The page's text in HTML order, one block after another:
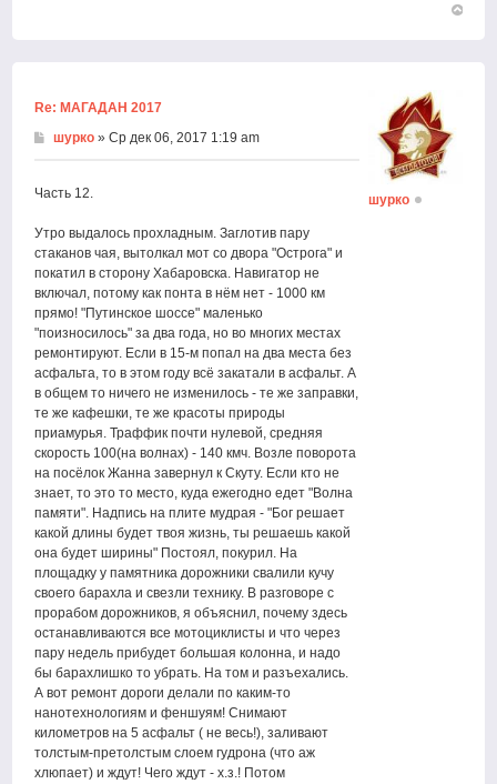
Re: МАГАДАН 2017
шурко » Ср дек 06, 2017 1:19 am
Часть 12.
Утро выдалось прохладным. Заглотив пару
стаканов чая, вытолкал мот со двора "Острога" и
покатил в сторону Хабаровска. Навигатор не
включал, потому как понта в нём нет - 1000 км
прямо! "Путинское шоссе" маленько
"поизносилось" за два года, но во многих местах
ремонтируют. Если в 15-м попал на два места без
асфальта, то в этом году всё закатали в асфальт. А
в общем то ничего не изменилось - те же заправки,
те же кафешки, те же красоты природы
приамурья. Траффик почти нулевой, средняя
скорость 100(на волнах) - 140 кмч. Возле поворота
на посёлок Жанна завернул к Скуту. Если кто не
знает, то это то место, куда ежегодно едет "Волна
памяти". Надпись на плите мудрая - "Бог решает
какой длины будет твоя жизнь, ты решаешь какой
она будет ширины" Постоял, покурил. На
площадку у памятника дорожники свалили кучу
своего барахла и свезли технику. В разговоре с
прорабом дорожников, я объяснил, почему здесь
останавливаются все мотоциклисты и что через
пару недель прибудет большая колонна, и надо
бы барахлишко то убрать. На том и разъехались.
А вот ремонт дороги делали по каким-то
нанотехнологиям и феншуям! Снимают
километров на 5 асфальт ( не весь!), заливают
толстым-претолстым слоем гудрона (что аж
хлюпает) и ждут! Чего ждут - х.з.! Потом
шурко